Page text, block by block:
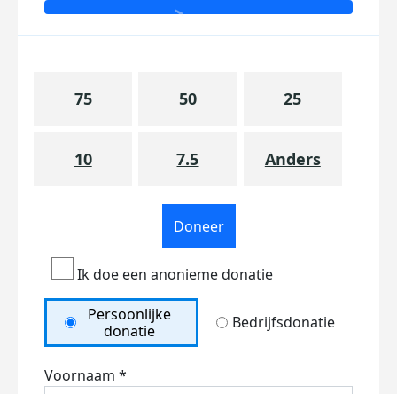
75 50 25
10 7.5 Anders
Doneer
Ik doe een anonieme donatie
Persoonlijke
donatie
Bedrijfsdonatie
Voornaam *